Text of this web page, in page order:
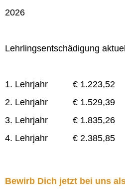
2026
Lehrlingsentschädigung
1. Lehrjahr € 1.223,52
2. Lehrjahr € 1.529,39
3. Lehrjahr € 1.835,26
4. Lehrjahr € 2.385,85
Bewirb Dich jetzt bei uns